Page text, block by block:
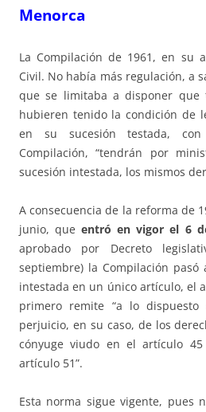
Menorca
La Compilación de 1961, en su
Civil. No había más regulación, a
que se limitaba a disponer que
hubieren tenido la condición de
en su sucesión testada,
Compilación, “tendrán por
sucesión intestada, los mismos
A consecuencia de la reforma de
junio, queentró en vigor el 6
aprobado por Decreto
septiembre) la Compilación
intestada en un único artículo, el
primero remite “a lo
perjuicio, en su caso, de los
cónyuge viudo en el artículo
artículo 51”.
Esta norma sigue vigente, pues